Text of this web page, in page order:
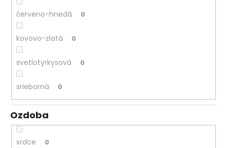
červeno-hnedá 0
kovovo-zlatá 0
svetlotyrkysová 0
srieborná 0
Ozdoba
srdce 0